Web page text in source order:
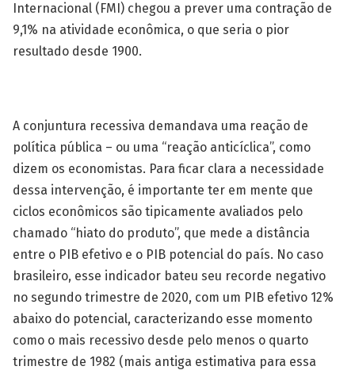
Internacional (FMI) chegou a prever uma contração de
9,1% na atividade econômica, o que seria o pior
resultado desde 1900.
A conjuntura recessiva demandava uma reação de
política pública – ou uma “reação anticíclica”, como
dizem os economistas. Para ficar clara a necessidade
dessa intervenção, é importante ter em mente que
ciclos econômicos são tipicamente avaliados pelo
chamado “hiato do produto”, que mede a distância
entre o PIB efetivo e o PIB potencial do país. No caso
brasileiro, esse indicador bateu seu recorde negativo
no segundo trimestre de 2020, com um PIB efetivo 12%
abaixo do potencial, caracterizando esse momento
como o mais recessivo desde pelo menos o quarto
trimestre de 1982 (mais antiga estimativa para essa